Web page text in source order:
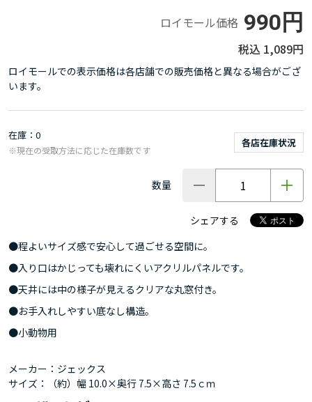
ロイモール価格 990円
1,089円
ロイモールでの表示価格は各店舗での販売価格と異なる場合がござ
います。
在庫 0
各店在庫状況
※現在の受取方法に応じた在庫数です
数量
シェアする
●程よいサイズ感で安心して過ごせる空間に。
●入り口はかじっても壊れにくいアクリルパネルです。
●天井には中の様子が見えるクリアな丸窓付き。
●お手入れしやすい底なし構造。
●小動物用
メーカー：ジェックス
サイズ：（約）幅 10.0×奥行 7.5×高さ 7.5ｃｍ